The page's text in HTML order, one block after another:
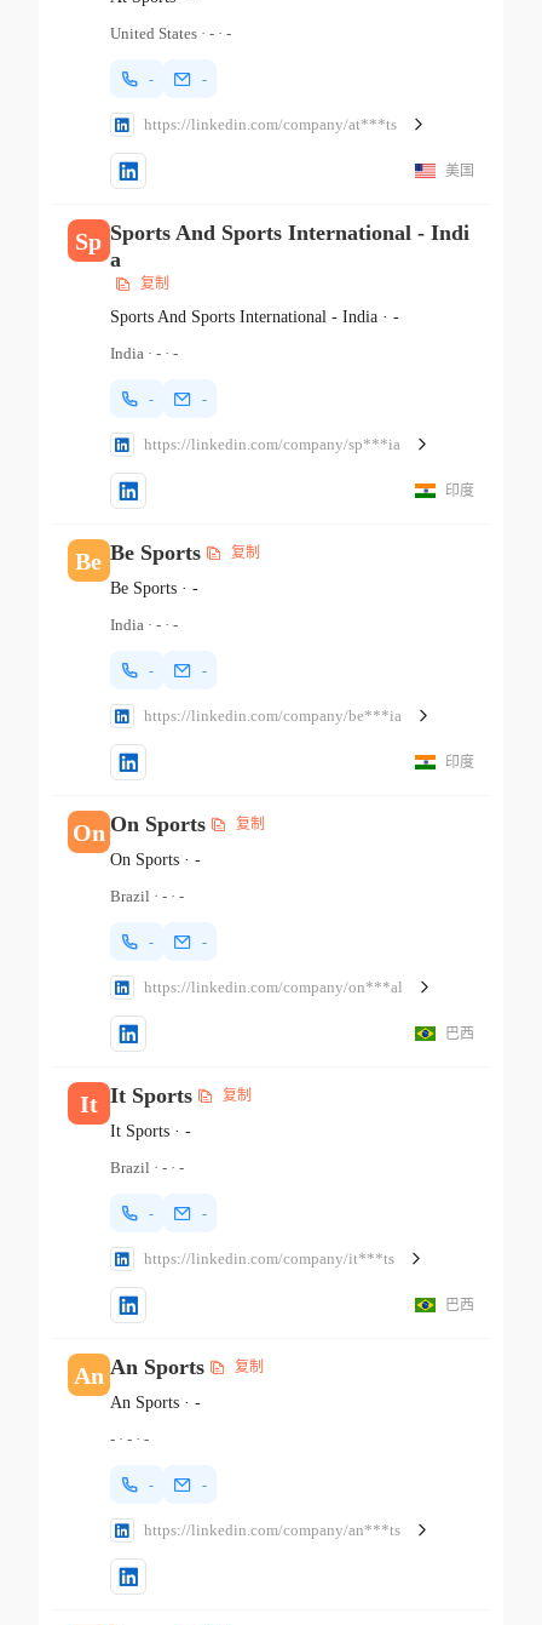
United States· -· -
- -
https://linkedin.com/company/at***ts
美国
Sp Sports And Sports International - Indi
a
复制
Sports And Sports International - India· -
India· -· -
- -
https://linkedin.com/company/sp***ia
印度
Be Be Sports 复制
Be Sports· -
India· -· -
- -
https://linkedin.com/company/be***ia
印度
On On Sports 复制
On Sports· -
Brazil · -· -
- -
https://linkedin.com/company/on***al
巴西
It It Sports 复制
It Sports· -
Brazil · -· -
- -
https://linkedin.com/company/it***ts
巴西
An An Sports 复制
An Sports· -
-· -· -
- -
https://linkedin.com/company/an***ts